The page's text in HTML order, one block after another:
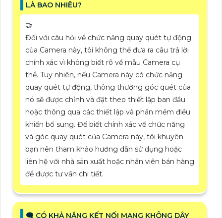
LÀ BAO NHIÊU?
🤝
Đối với câu hỏi về chức năng quay quét tự động
của Camera này, tôi không thể đưa ra câu trả lời
chính xác vì không biết rõ về mẫu Camera cụ
thể. Tuy nhiên, nếu Camera này có chức năng
quay quét tự động, thông thường góc quét của
nó sẽ được chỉnh và đặt theo thiết lập ban đầu
hoặc thông qua các thiết lập và phần mềm điều
khiển bổ sung. Để biết chính xác về chức năng
và góc quay quét của Camera này, tôi khuyên
bạn nên tham khảo hướng dẫn sử dụng hoặc
liên hệ với nhà sản xuất hoặc nhân viên bán hàng
để được tư vấn chi tiết.
🗨️ CÓ KHẢ NĂNG KẾT NỐI MẠNG KHÔNG DÂY